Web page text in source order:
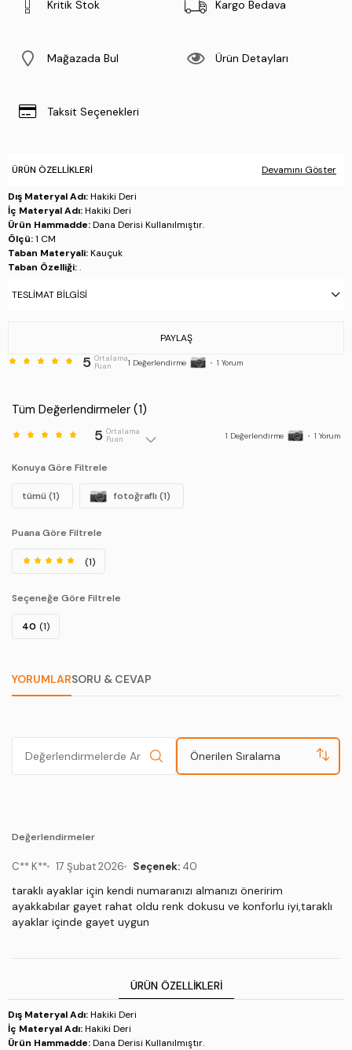
Kritik Stok Kargo Bedava
Mağazada Bul Ürün Detayları
Taksit Seçenekleri
ÜRÜN ÖZELLIKLERI Devamını Göster
Dış Materyal Adı:Hakiki Deri
İç Materyal Adı:Hakiki Deri
Ürün Hammadde:Dana Derisi Kullanılmıştır.
Ölçü:1 CM
Taban Materyali:Kauçuk
Taban Özelliği:.
Üretim Yeri:Türkiye
TESLIMAT BILGISI
PAYLAŞ
5 Ortalama
Puan
1 Değerlendirme • 1 Yorum
Tüm Değerlendirmeler (1)
5 Ortalama
Puan
1 Değerlendirme • 1 Yorum
Konuya Göre Filtrele
tümü (1) fotoğraflı (1)
Puana Göre Filtrele
(1)
Seçeneğe Göre Filtrele
40 (1)
YORUMLARSORU & CEVAP
Önerilen Sıralama
Değerlendirmeler
C** K** 17 Şubat 2026 Seçenek: 40
taraklı ayaklar için kendi numaranızı almanızı öneririm
ayakkabılar gayet rahat oldu renk dokusu ve konforlu iyi,taraklı
ayaklar içinde gayet uygun
ÜRÜN ÖZELLIKLERI
Dış Materyal Adı:Hakiki Deri
İç Materyal Adı:Hakiki Deri
Ürün Hammadde:Dana Derisi Kullanılmıştır.